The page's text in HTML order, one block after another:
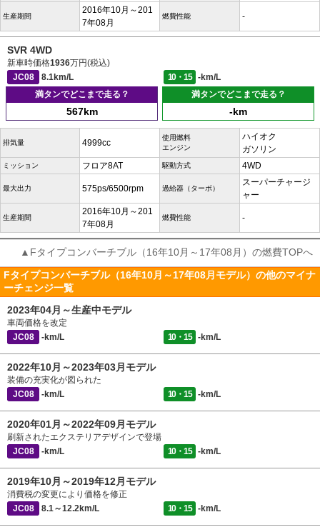
生産期間
2016年10月～201
7年08月
燃費性能 -
SVR 4WD
新車時価格1936万円(税込)
JC08
8.1km/L 10・15
-km/L
満タンでどこまで走る？
567km
満タンでどこまで走る？
-km
排気量 4999cc
使用燃料
エンジン
ハイオク
ガソリン
ミッション フロア8AT 駆動方式 4WD
最大出力 575ps/6500rpm 過給器（ターボ）
スーパーチャージ
ャー
生産期間
2016年10月～201
7年08月
燃費性能 -
▲Fタイプコンバーチブル（16年10月～17年08月）の燃費TOPへ
Fタイプコンバーチブル（16年10月～17年08月モデル）の他のマイナ
ーチェンジ一覧
2023年04月～生産中モデル
車両価格を改定
JC08
-km/L 10・15 -km/L
2022年10月～2023年03月モデル
装備の充実化が図られた
JC08
-km/L 10・15 -km/L
2020年01月～2022年09月モデル
刷新されたエクステリアデザインで登場
JC08
-km/L 10・15 -km/L
2019年10月～2019年12月モデル
消費税の変更により価格を修正
JC08
8.1～12.2km/L 10・15 -km/L